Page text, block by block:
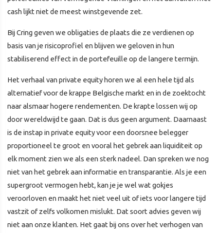
cash lijkt niet de meest winstgevende zet.
Bij Cring geven we obligaties de plaats die ze verdienen op
basis van je risicoprofiel en blijven we geloven in hun
stabiliserend effect in de portefeuille op de langere termijn.
Het verhaal van private equity horen we al een hele tijd als
alternatief voor de krappe Belgische markt en in de zoektocht
naar alsmaar hogere rendementen. De krapte lossen wij op
door wereldwijd te gaan. Dat is dus geen argument. Daarnaast
is de instap in private equity voor een doorsnee belegger
proportioneel te groot en vooral het gebrek aan liquiditeit op
elk moment zien we als een sterk nadeel. Dan spreken we nog
niet van het gebrek aan informatie en transparantie. Als je een
supergroot vermogen hebt, kan je je wel wat gokjes
veroorloven en maakt het niet veel uit of iets voor langere tijd
vastzit of zelfs volkomen mislukt. Dat soort advies geven wij
niet aan onze klanten. Het gaat bij ons over het verhogen van